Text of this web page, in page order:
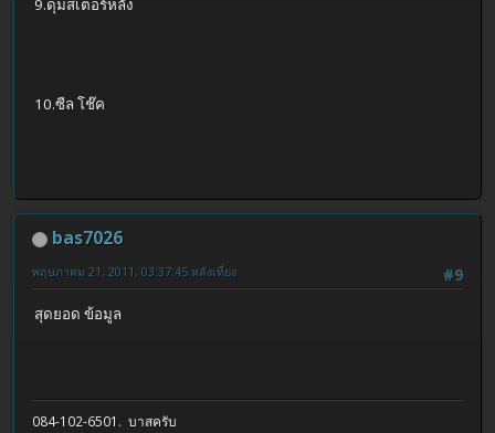
9.ดุมสเตอร์หลัง
10.ซีล โช๊ค
bas7026
#9
พฤษภาคม 21, 2011, 03:37:45 หลังเที่ยง
สุดยอด ข้อมูล
084-102-6501. บาสครับ